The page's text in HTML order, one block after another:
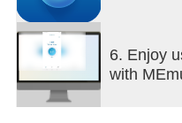
6. Enjoy
with